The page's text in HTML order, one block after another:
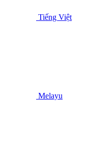
Tiếng Việt
Melayu